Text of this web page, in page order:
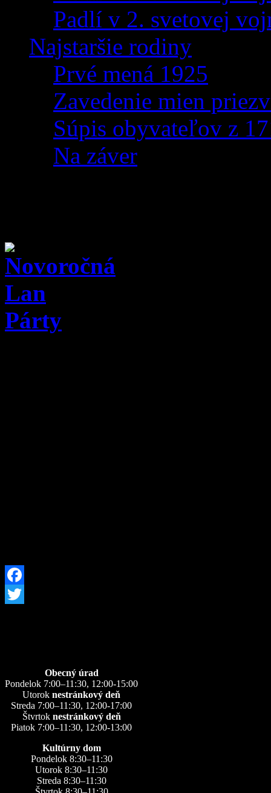
Padlí v 2. svetovej
Najstaršie rodiny
Prvé mená 1925
Zavedenie mien
Súpis obyvateľov z
Na záver
Facebook
Obecný úrad
Pondelok 7:00–11:30, 12:00-15:00
Utorok nestránkový deň
Streda 7:00–11:30, 12:00-17:00
Štvrtok nestránkový deň
Piatok 7:00–11:30, 12:00-13:00
Kultúrny dom
Pondelok 8:30–11:30
Utorok 8:30–11:30
Streda 8:30–11:30